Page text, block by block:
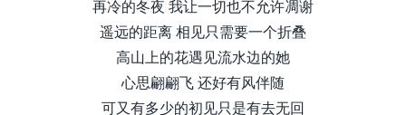
再冷的冬夜 我让一切也不允许凋谢
遥远的距离 相见只需要一个折叠
高山上的花遇见流水边的她
心思翩翩飞 还好有风伴随
可又有多少的初见只是有去无回